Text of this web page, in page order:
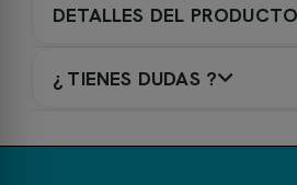
DETALLES DEL PRODUCTO
¿ TIENES DUDAS ?